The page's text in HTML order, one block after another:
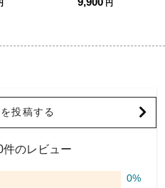
円
投稿する
件のレビュー
0%